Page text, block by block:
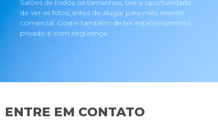
Salões de todos os tamanhos, tive a oportunidade
de ver as fotos antes de alugar para meu evento
comercial. Gostei também de ter estacionamento
privado e com segurança.
ENTRE EM CONTATO